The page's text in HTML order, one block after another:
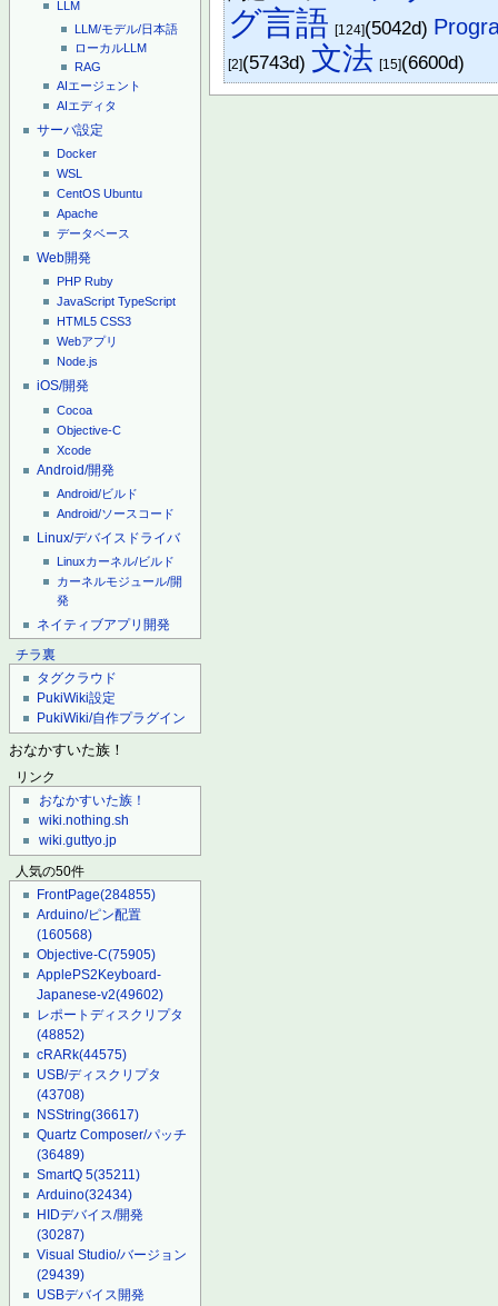
LLM
LLM/モデル/日本語
ローカルLLM
RAG
AIエージェント
AIエディタ
サーバ設定
Docker
WSL
CentOS Ubuntu
Apache
データベース
Web開発
PHP Ruby
JavaScript TypeScript
HTML5 CSS3
Webアプリ
Node.js
iOS/開発
Cocoa
Objective-C
Xcode
Android/開発
Android/ビルド
Android/ソースコード
Linux/デバイスドライバ
Linuxカーネル/ビルド
カーネルモジュール/開
発
ネイティブアプリ開発
チラ裏
タグクラウド
PukiWiki設定
PukiWiki/自作プラグイン
おなかすいた族！
リンク
おなかすいた族！
wiki.nothing.sh
wiki.guttyo.jp
人気の50件
FrontPage(284855)
Arduino/ピン配置
(160568)
Objective-C(75905)
ApplePS2Keyboard-
Japanese-v2(49602)
レポートディスクリプタ
(48852)
cRARk(44575)
USB/ディスクリプタ
(43708)
NSString(36617)
Quartz Composer/パッチ
(36489)
SmartQ 5(35211)
Arduino(32434)
HIDデバイス/開発
(30287)
Visual Studio/バージョン
(29439)
USBデバイス開発
グ言語 [124](5042d)
[2](5743d) 文法 [15](6600d)